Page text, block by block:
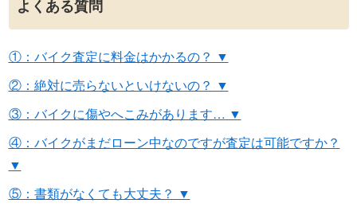
よくある質問
①：バイク査定に料金はかかるの？ ▼
②：絶対に売らないといけないの？ ▼
③：バイクに傷やへこみがあります… ▼
④：バイクがまだローン中なのですが査定は可能ですか？
▼
⑤：書類がなくても大丈夫？ ▼